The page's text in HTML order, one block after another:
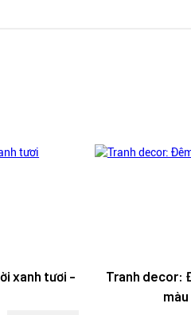
xanh tươi -
Tranh decor:
màu